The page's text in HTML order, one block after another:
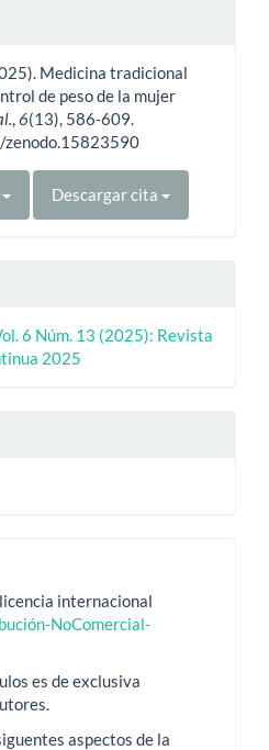
Medicina tradicional
de peso de la mujer
,6(13), 586-609.
Descargar cita
6 Núm. 13 (2025): Revista
2025
internacional
NoComercial-
es de exclusiva
aspectos de la